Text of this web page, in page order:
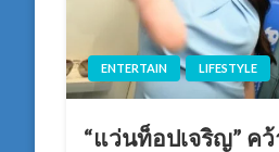
ENTERTAIN LIFESTYLE
“แว่นท็อปเจริญ” ค